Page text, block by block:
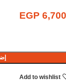
EGP
Add to wishlist